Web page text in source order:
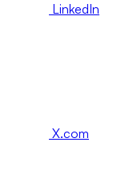
LinkedIn
X.com